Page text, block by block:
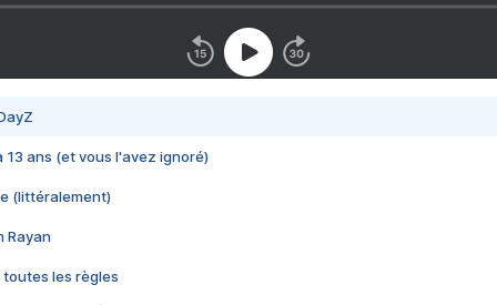
13 ans (et vous l'avez ignoré)
(littéralement)
Rayan
toutes les règles